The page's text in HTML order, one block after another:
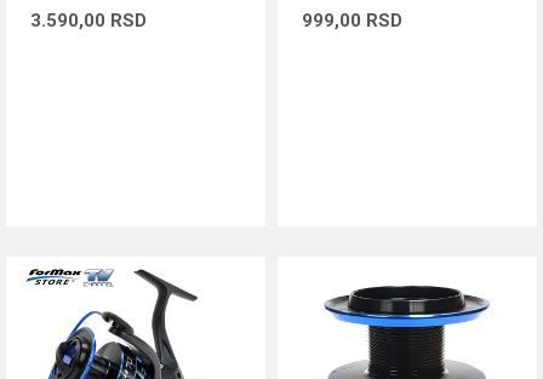
3.590,00 RSD 999,00 RSD